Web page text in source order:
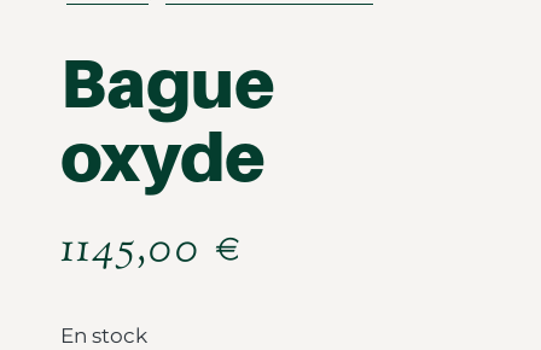
Bague
oxyde
1145,00 €
En stock